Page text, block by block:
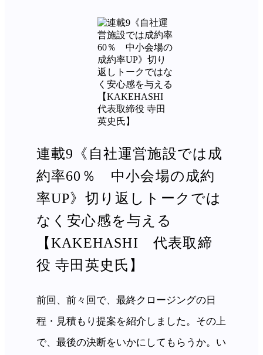
連載9《自社運営施設では成
約率60％ 中小会場の成約
率UP》切り返しトークでは
なく安心感を与える
【KAKEHASHI 代表取締
役 寺田英史氏】
前回、前々回で、最終クロージングの日
程・見積もり提案を紹介しました。その上
で、最後の決断をいかにしてもらうか。い